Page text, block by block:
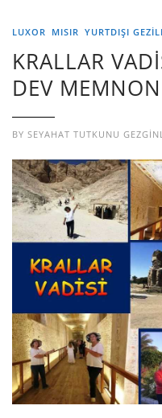
LUXOR MISIR YURTDIŞI
KRALLAR
DEV
BY SEYAHAT TUTKUNU